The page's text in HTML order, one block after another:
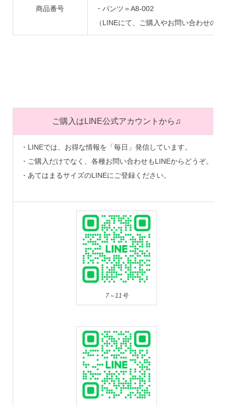
商品番号
・パンツ＝A8-002
（LINEにて、ご購入やお問い合わせの
ご購入はLINE公式アカウントから♫
・LINEでは、お得な情報を「毎日」発信しています。
・ご購入だけでなく、各種お問い合わせもLINEからどうぞ。
・あてはまるサイズのLINEにご登録ください。
7～11号